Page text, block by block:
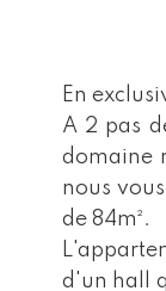
En
A 2 pas
domaine
nous
de 84m².
d'un hall